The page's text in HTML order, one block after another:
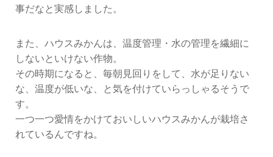
事だなと実感しました。
また、ハウスみかんは、温度管理・水の管理を繊細に
しないといけない作物。
その時期になると、毎朝見回りをして、水が足りない
な、温度が低いな、と気を付けていらっしゃるそうで
す。
一つ一つ愛情をかけておいしいハウスみかんが栽培さ
れているんですね。